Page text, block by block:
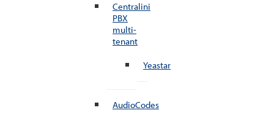
Centralini
PBX
multi-
tenant
Yeastar
AudioCodes